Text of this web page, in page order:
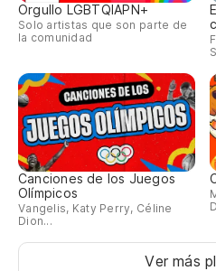
Orgullo LGBTQIAPN+
Solo artistas que son parte de
la comunidad
Canciones de los Juegos
Olímpicos
Vangelis, Katy Perry, Céline
Dion...
Ver más